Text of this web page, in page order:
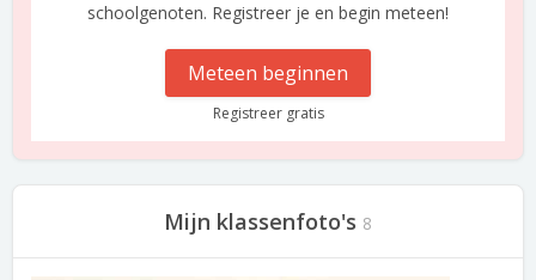
schoolgenoten. Registreer je en begin meteen!
Meteen beginnen
Registreer gratis
Mijn klassenfoto's 8